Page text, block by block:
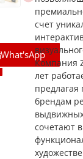
What'sApp
счет
Компания
лет
брендам
сочетают